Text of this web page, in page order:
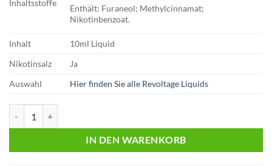
Inhaltsstoffe
Enthält: Furaneol; Methylcinnamat;
Nikotinbenzoat.
Inhalt
10ml Liquid
Nikotinsalz
Ja
Auswahl
Hier finden Sie alle Revoltage Liquids
IN DEN WARENKORB